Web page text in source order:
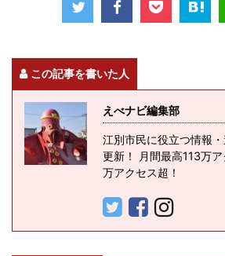
この記事を書いた人
えべナビ編集部
江別市民に役立つ情報
更新！ 月間最高113万
万アクセス超！